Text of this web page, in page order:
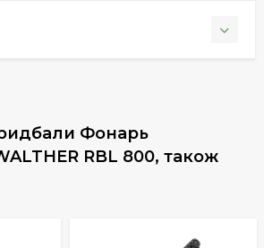
Фонарь
RBL 800, також